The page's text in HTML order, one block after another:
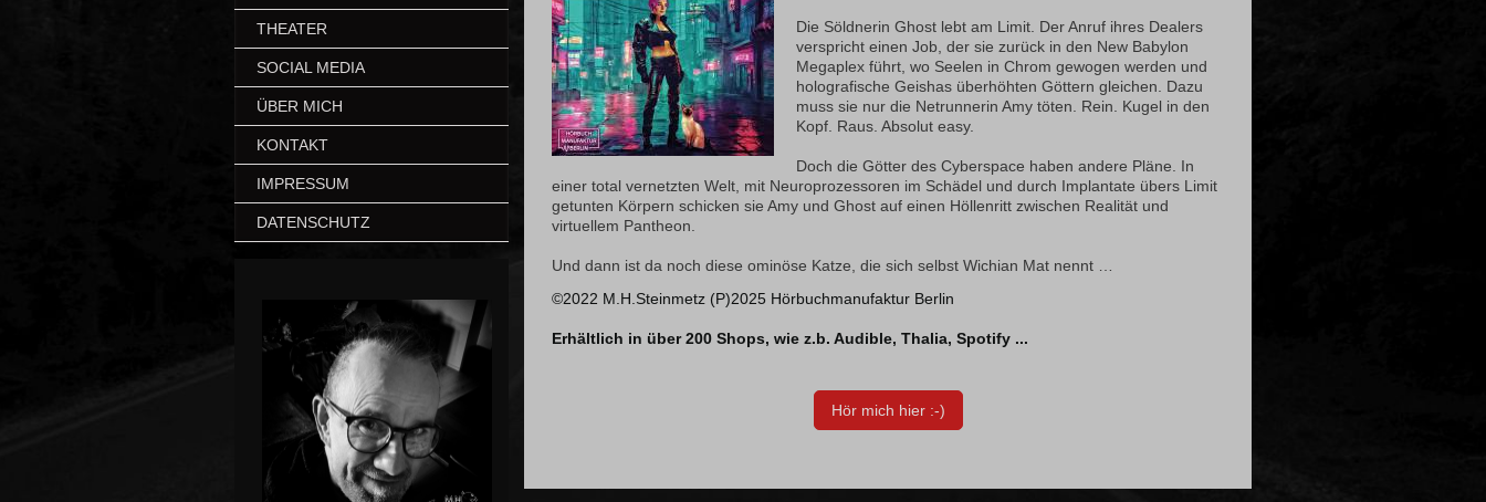
Die Söldnerin Ghost lebt am Limit. Der Anruf ihres Dealers
verspricht einen Job, der sie zurück in den New Babylon
Megaplex führt, wo Seelen in Chrom gewogen werden und
holografische Geishas überhöhten Göttern gleichen. Dazu
muss sie nur die Netrunnerin Amy töten. Rein. Kugel in den
Kopf. Raus. Absolut easy.
Doch die Götter des Cyberspace haben andere Pläne. In
einer total vernetzten Welt, mit Neuroprozessoren im Schädel und durch Implantate übers Limit
getunten Körpern schicken sie Amy und Ghost auf einen Höllenritt zwischen Realität und
virtuellem Pantheon.
Und dann ist da noch diese ominöse Katze, die sich selbst Wichian Mat nennt …
©2022 M.H.Steinmetz (P)2025 Hörbuchmanufaktur Berlin
Erhältlich in über 200 Shops, wie z.b. Audible, Thalia, Spotify ...
Hör mich hier :-)
THEATER
SOCIAL MEDIA
ÜBER MICH
KONTAKT
IMPRESSUM
DATENSCHUTZ